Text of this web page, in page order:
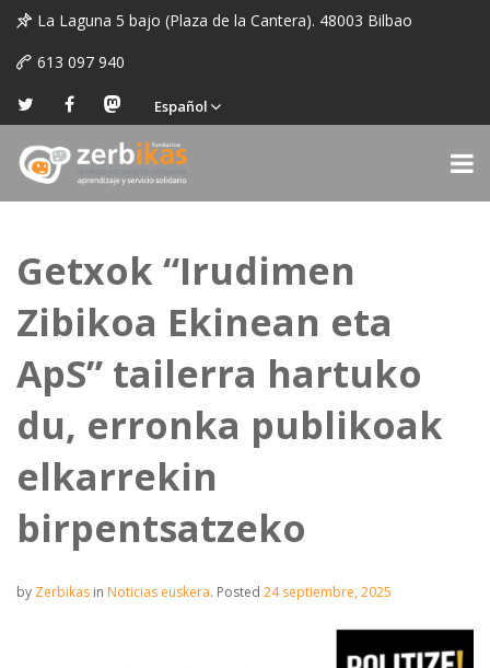
La Laguna 5 bajo (Plaza de la Cantera). 48003 Bilbao
613 097 940
Español
Getxok “Irudimen
Zibikoa Ekinean eta
ApS” tailerra hartuko
du, erronka publikoak
elkarrekin
birpentsatzeko
by Zerbikas in Noticias euskera. Posted 24 septiembre, 2025